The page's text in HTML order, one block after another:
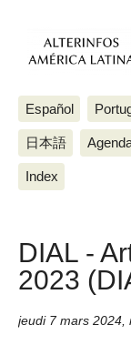
Español
日本語
Index
DIAL -
2023
jeudi 7 mars 2024